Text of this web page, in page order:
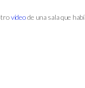
vídeode una sala que